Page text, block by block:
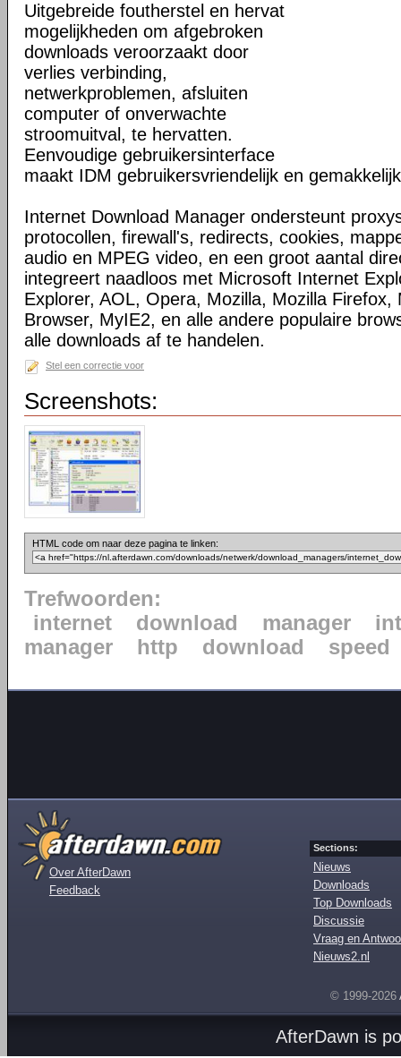
Uitgebreide foutherstel en hervat
mogelijkheden om afgebroken
downloads veroorzaakt door
verlies verbinding,
netwerkproblemen, afsluiten
computer of onverwachte
stroomuitval, te hervatten.
Eenvoudige gebruikersinterface
maakt IDM gebruikersvriendelijk en
Internet Download Manager ondersteunt
protocollen, firewall's, redirects, cookies,
audio en MPEG video, en een groot aantal
integreert naadloos met Microsoft Internet
Explorer, AOL, Opera, Mozilla, Mozilla Firefox,
Browser, MyIE2, en alle andere populaire
alle downloads af te handelen.
Stel een correctie voor
Screenshots:
HTML code om naar deze pagina te linken:
Trefwoorden:
internet
download manager
manager
http download speed
Over AfterDawn
Feedback
Sections:
Nieuws
Downloads
Top Downloads
Discussie
Vraag en
Nieuws2.nl
© 1999-2026
AfterDawn is